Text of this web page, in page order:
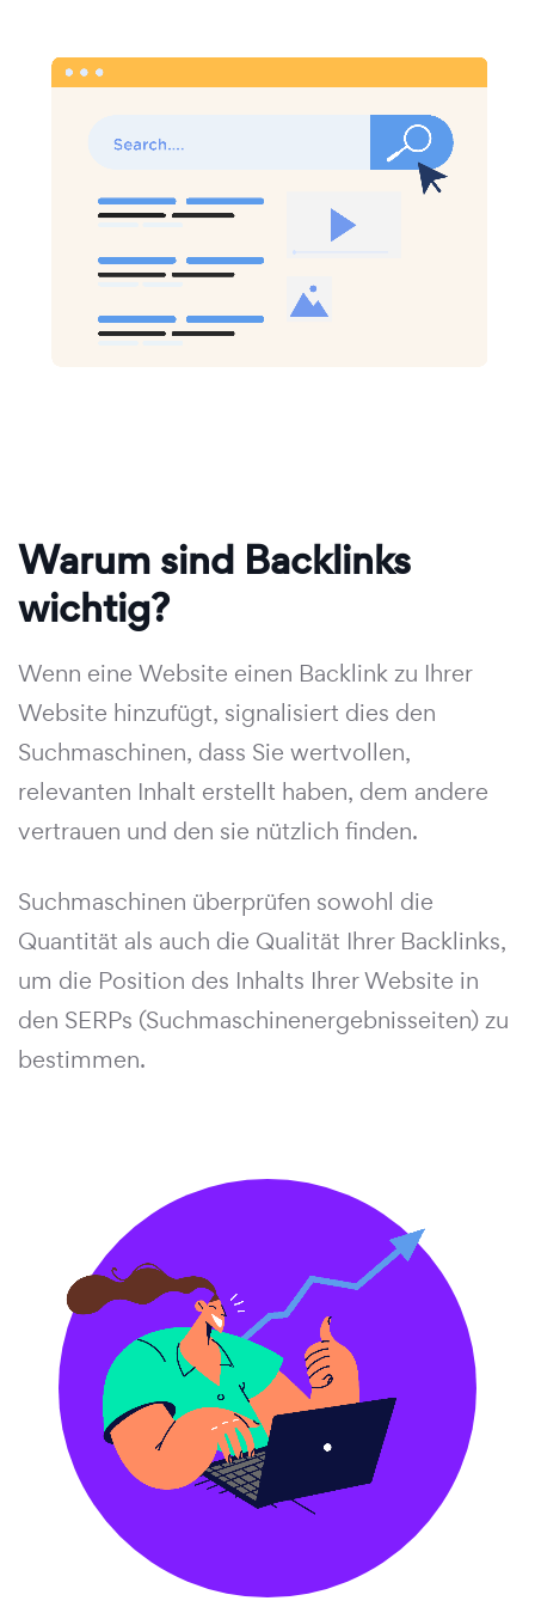
Warum sind Backlinks
wichtig?
Wenn eine Website einen Backlink zu Ihrer
Website hinzufügt, signalisiert dies den
Suchmaschinen, dass Sie wertvollen,
relevanten Inhalt erstellt haben, dem andere
vertrauen und den sie nützlich finden.
Suchmaschinen überprüfen sowohl die
Quantität als auch die Qualität Ihrer Backlinks,
um die Position des Inhalts Ihrer Website in
den SERPs (Suchmaschinenergebnisseiten) zu
bestimmen.